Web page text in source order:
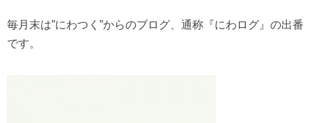
毎月末は”にわつく”からのブログ、通称『にわログ』の出番
です。